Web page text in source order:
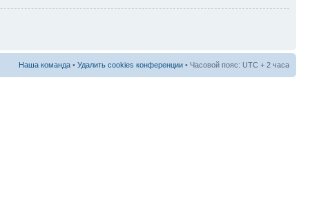
Наша команда • Удалить cookies конференции • Часовой пояс: UTC + 2 часа